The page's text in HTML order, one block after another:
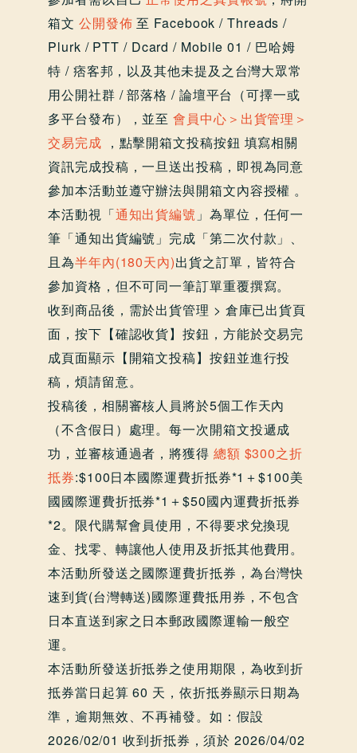
箱文 公開發佈 至 Facebook / Threads /
Plurk / PTT / Dcard / Mobile 01 / 巴哈姆
特 / 痞客邦，以及其他未提及之台灣大眾常
用公開社群 / 部落格 / 論壇平台（可擇一或
多平台發布），並至會員中心＞出貨管理＞
交易完成 ，點擊開箱文投稿按鈕 填寫相關
資訊完成投稿，一旦送出投稿，即視為同意
參加本活動並遵守辦法與開箱文內容授權 。
本活動視「通知出貨編號 」為單位，任何一
筆「通知出貨編號」完成「第二次付款」、
且為半年內(180天內)出貨之訂單，皆符合
參加資格，但不可同一筆訂單重覆撰寫。
收到商品後，需於出貨管理 > 倉庫已出貨頁
面，按下【確認收貨】按鈕，方能於交易完
成頁面顯示【開箱文投稿】按鈕並進行投
稿，煩請留意。
投稿後，相關審核人員將於5個工作天內
（不含假日）處理。每一次開箱文投遞成
功，並審核通過者，將獲得 總額 $300之折
抵券:$100日本國際運費折抵券*1＋$100美
國國際運費折抵券*1＋$50國內運費折抵券
*2。限代購幫會員使用，不得要求兌換現
金、找零、轉讓他人使用及折抵其他費用。
本活動所發送之國際運費折抵券，為台灣快
速到貨(台灣轉送)國際運費抵用券，不包含
日本直送到家之日本郵政國際運輸一般空
運。
本活動所發送折抵券之使用期限，為收到折
抵券當日起算 60 天，依折抵券顯示日期為
準，逾期無效、不再補發。如：假設
2026/02/01 收到折抵券，須於 2026/04/02